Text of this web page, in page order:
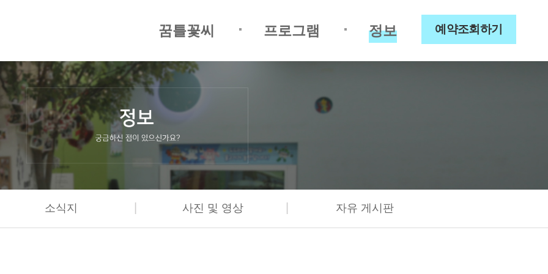
예약조회하기
정보
프로그램
꿈틀꽃씨
소식지 사진 및 영상 자유 게시판